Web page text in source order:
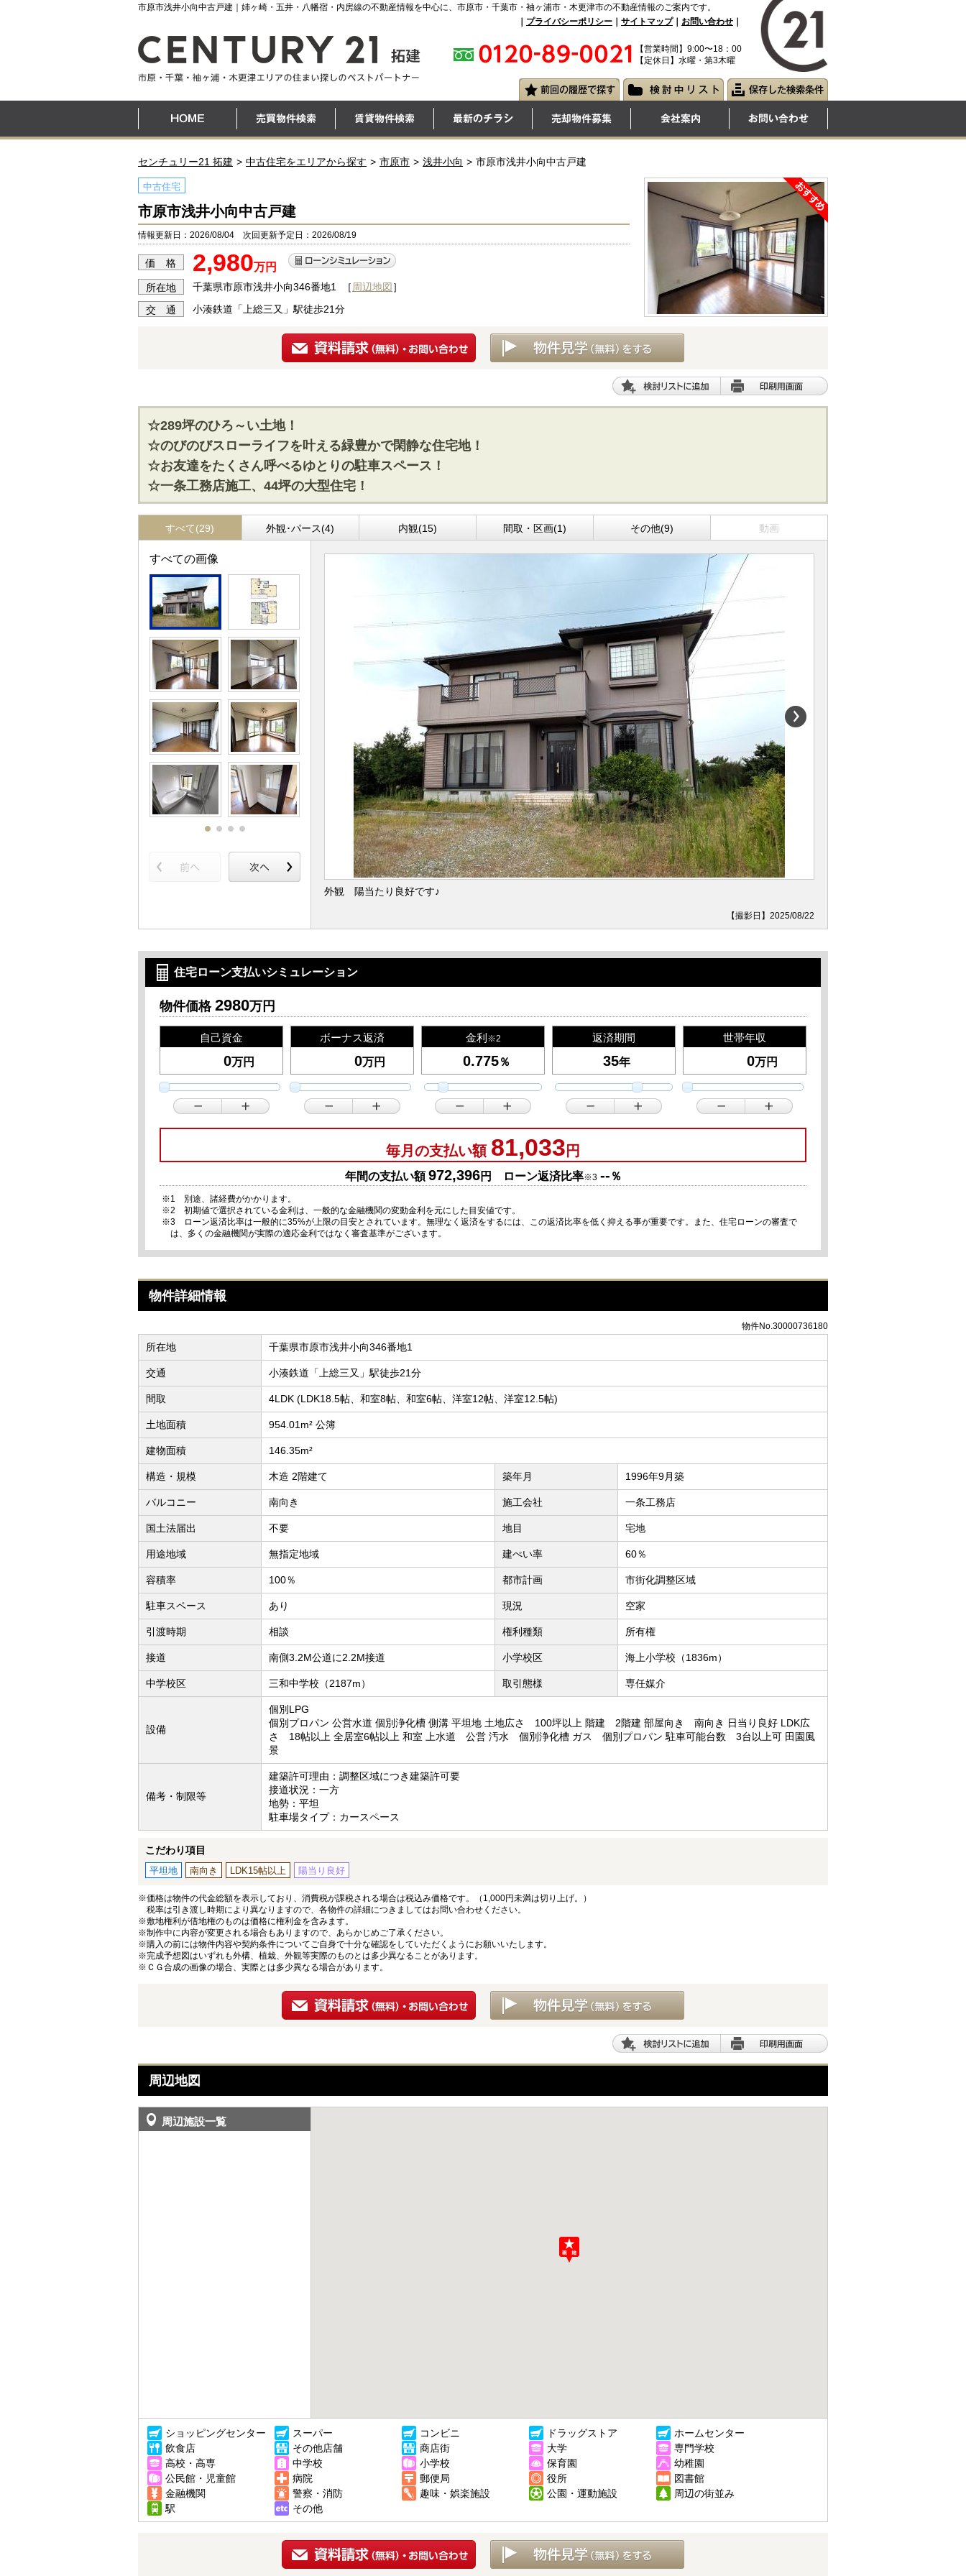
市原市浅井小向中古戸建｜姉ヶ崎・五井・八幡宿・内房線の不動産情報を中心に、市原市・千葉市・袖ヶ浦市・木更津市の不動産情報のご案内です。
プライバシーポリシー サイトマップ｜ お問い合わせ
【営業時間】9:00〜18：00
【定休日】水曜・第3木曜
センチュリー21 拓建 中古住宅をエリアから探す 市原市 浅井小向 市原市浅井小向中古戸建
中古住宅
市原市浅井小向中古戸建
情報更新日：2026/08/04 次回更新予定日：2026/08/19
価 格 2,980万円
所在地 千葉県市原市浅井小向346番地1 ［ 周辺地図］
交 通 小湊鉄道「上総三又」駅徒歩21分
☆289坪のひろ～い土地！
☆のびのびスローライフを叶える緑豊かで閑静な住宅地！
☆お友達をたくさん呼べるゆとりの駐車スペース！
☆一条工務店施工、44坪の大型住宅！
すべて(29) 外観･パース(4) 内観(15) 間取・区画(1) その他(9) 動画
すべての画像
外観 陽当たり良好です♪
【撮影日】2025/08/22
住宅ローン支払いシミュレーション
物件価格 2980万円
自己資金
万円
ボーナス返済
万円
金利 ※2
％
返済期間
年
世帯年収
万円
毎月の支払い額 81,033 円
年間の支払い額972,396円 ローン返済比率※3 -- ％
※1 別途、諸経費がかかります。
※2 初期値で選択されている金利は、一般的な金融機関の変動金利を元にした目安値です。
※3 ローン返済比率は一般的に35%が上限の目安とされています。無理なく返済をするには、この返済比率を低く抑える事が重要です。また、住宅ローンの審査で
は、多くの金融機関が実際の適応金利ではなく審査基準がございます。
物件詳細情報
物件No.30000736180
所在地 千葉県市原市浅井小向346番地1
交通 小湊鉄道「上総三又」駅徒歩21分
間取 4LDK (LDK18.5帖、和室8帖、和室6帖、洋室12帖、洋室12.5帖)
土地面積 954.01m² 公簿
建物面積 146.35m²
構造・規模 木造 2階建て 築年月 1996年9月築
バルコニー 南向き 施工会社 一条工務店
国土法届出 不要 地目 宅地
用途地域 無指定地域 建ぺい率 60％
容積率 100％ 都市計画 市街化調整区域
駐車スペース あり 現況 空家
引渡時期 相談 権利種類 所有権
接道 南側3.2M公道に2.2M接道 小学校区 海上小学校（1836m）
中学校区 三和中学校（2187m） 取引態様 専任媒介
設備
個別LPG
個別プロパン 公営水道 個別浄化槽 側溝 平坦地 土地広さ 100坪以上 階建 2階建 部屋向き 南向き 日当り良好 LDK広
さ 18帖以上 全居室6帖以上 和室 上水道 公営 汚水 個別浄化槽 ガス 個別プロパン 駐車可能台数 3台以上可 田園風
景
備考・制限等
建築許可理由：調整区域につき建築許可要
接道状況：一方
地勢：平坦
駐車場タイプ：カースペース
こだわり項目
平坦地 南向き LDK15帖以上 陽当り良好
※価格は物件の代金総額を表示しており、消費税が課税される場合は税込み価格です。（1,000円未満は切り上げ。）
税率は引き渡し時期により異なりますので、各物件の詳細につきましてはお問い合わせください。
※敷地権利が借地権のものは価格に権利金を含みます。
※制作中に内容が変更される場合もありますので、あらかじめご了承ください。
※購入の前には物件内容や契約条件についてご自身で十分な確認をしていただくようにお願いいたします。
※完成予想図はいずれも外構、植栽、外観等実際のものとは多少異なることがあります。
※ＣＧ合成の画像の場合、実際とは多少異なる場合があります。
周辺地図
周辺施設一覧
ショッピングセンター スーパー コンビニ ドラッグストア
ホームセンター
飲食店
その他店舗 商店街 大学
専門学校
高校・高専
中学校 小学校 保育園
幼稚園
公民館・児童館
病院 郵便局 役所
図書館
金融機関
警察・消防 趣味・娯楽施設 公園・運動施設
周辺の街並み
駅
その他